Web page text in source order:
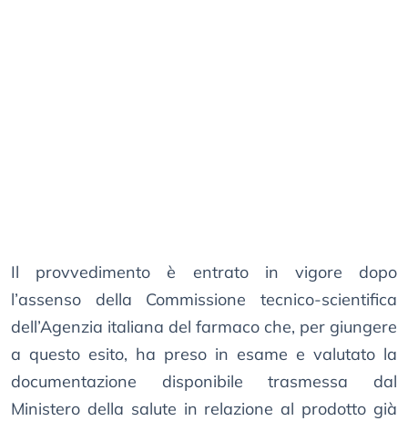
Il provvedimento è entrato in vigore dopo
l’assenso della Commissione tecnico-scientifica
dell’Agenzia italiana del farmaco che, per giungere
a questo esito, ha preso in esame e valutato la
documentazione disponibile trasmessa dal
Ministero della salute in relazione al prodotto già